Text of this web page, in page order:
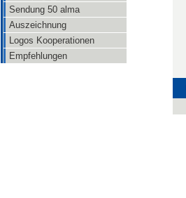
Sendung 50 alma
Auszeichnung
Logos Kooperationen
Empfehlungen